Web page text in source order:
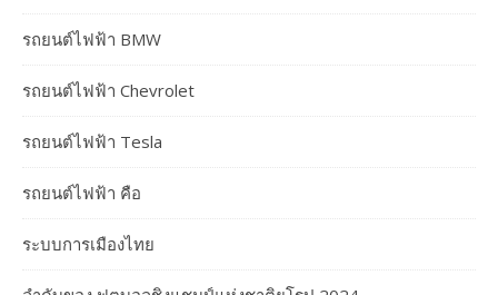
รถยนต์ไฟฟ้า BMW
รถยนต์ไฟฟ้า Chevrolet
รถยนต์ไฟฟ้า Tesla
รถยนต์ไฟฟ้า คือ
ระบบการเมืองไทย